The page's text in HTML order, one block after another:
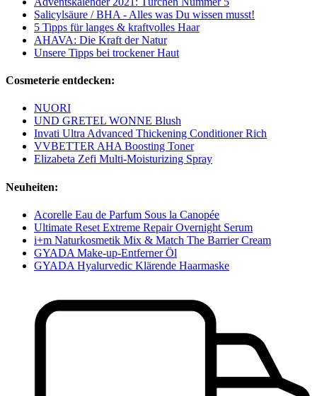
Salicylsäure / BHA - Alles was Du wissen musst!
5 Tipps für langes & kraftvolles Haar
AHAVA: Die Kraft der Natur
Unsere Tipps bei trockener Haut
Cosmeterie entdecken:
NUORI
UND GRETEL WONNE Blush
Invati Ultra Advanced Thickening Conditioner Rich
VVBETTER AHA Boosting Toner
Elizabeta Zefi Multi-Moisturizing Spray
Neuheiten:
Acorelle Eau de Parfum Sous la Canopée
Ultimate Reset Extreme Repair Overnight Serum
i+m Naturkosmetik Mix & Match The Barrier Cream
GYADA Make-up-Entferner Öl
GYADA Hyalurvedic Klärende Haarmaske